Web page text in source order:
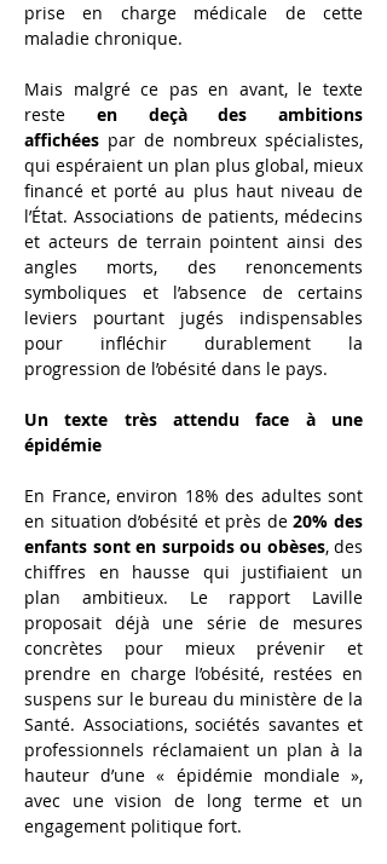
prise en charge médicale de cette
maladie chronique.
Mais malgré ce pas en avant, le texte
reste en deçà des ambitions
affichées par de nombreux spécialistes,
qui espéraient un plan plus global, mieux
financé et porté au plus haut niveau de
l’État. Associations de patients, médecins
et acteurs de terrain pointent ainsi des
angles morts, des renoncements
symboliques et l’absence de certains
leviers pourtant jugés indispensables
pour infléchir durablement la
progression de l’obésité dans le pays.
Un texte très attendu face à une
épidémie
En France, environ 18% des adultes sont
en situation d’obésité et près de 20% des
enfants sont en surpoids ou obèses, des
chiffres en hausse qui justifiaient un
plan ambitieux. Le rapport Laville
proposait déjà une série de mesures
concrètes pour mieux prévenir et
prendre en charge l’obésité, restées en
suspens sur le bureau du ministère de la
Santé. Associations, sociétés savantes et
professionnels réclamaient un plan à la
hauteur d’une « épidémie mondiale »,
avec une vision de long terme et un
engagement politique fort.